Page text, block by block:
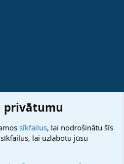
privātumu
sīkfailus, lai nodrošinātu šīs
lai uzlabotu jūsu